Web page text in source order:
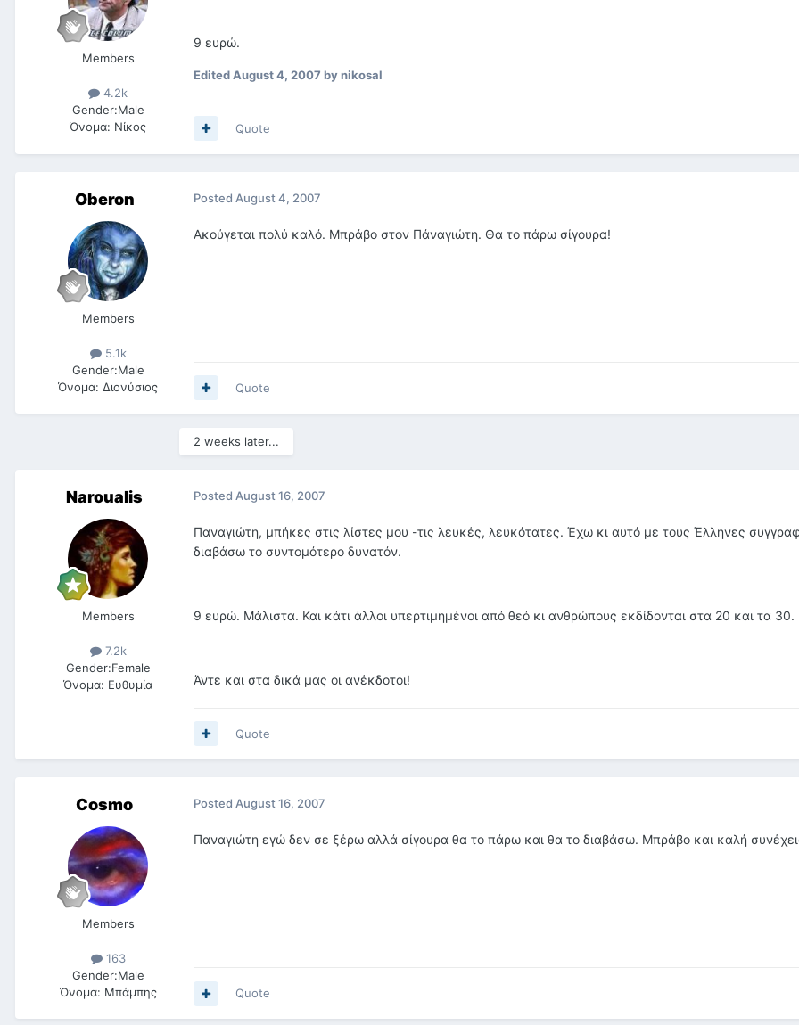
Members
4.2k
Gender:Male
Όνομα: Νίκος
9 ευρώ.
EditedAugust 4, 2007 by nikosal
Quote
Oberon
Members
5.1k
Gender:Male
Όνομα: Διονύσιος
Posted August 4, 2007
Ακούγεται πολύ καλό. Μπράβο στον Πάναγιώτη. Θα το πάρω σίγουρα!
Quote
2 weeks later...
Naroualis
Members
7.2k
Gender:Female
Όνομα: Ευθυμία
Posted August 16, 2007
Παναγιώτη, μπήκες στις λίστες μου -τις λευκές, λευκότατες. Έχω κι αυτό με τους Έλληνες
διαβάσω το συντομότερο δυνατόν.
9 ευρώ. Μάλιστα. Και κάτι άλλοι υπερτιμημένοι από θεό κι ανθρώπους εκδίδονται στα 20 και τα 30.
Άντε και στα δικά μας οι ανέκδοτοι!
Quote
Cosmo
Members
163
Gender:Male
Όνομα: Μπάμπης
Posted August 16, 2007
Παναγιώτη εγώ δεν σε ξέρω αλλά σίγουρα θα το πάρω και θα το διαβάσω. Μπράβο και καλή
Quote